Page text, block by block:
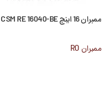
ممبران 16 اینچ CSM RE 16040-BE
ممبران RO